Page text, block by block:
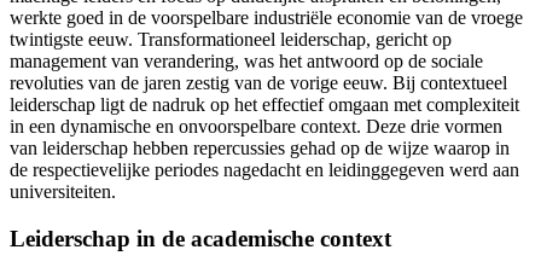
werkte goed in de voorspelbare industriële economie van de vroege
twintigste eeuw. Transformationeel leiderschap, gericht op
management van verandering, was het antwoord op de sociale
revoluties van de jaren zestig van de vorige eeuw. Bij contextueel
leiderschap ligt de nadruk op het effectief omgaan met complexiteit
in een dynamische en onvoorspelbare context. Deze drie vormen
van leiderschap hebben repercussies gehad op de wijze waarop in
de respectievelijke periodes nagedacht en leidinggegeven werd aan
universiteiten.
Leiderschap in de academische context